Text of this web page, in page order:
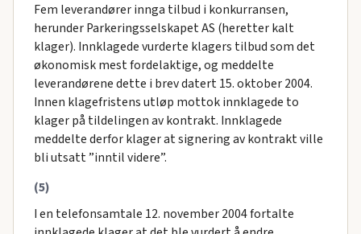
Fem leverandører innga tilbud i konkurransen,
herunder Parkeringsselskapet AS (heretter kalt
klager). Innklagede vurderte klagers tilbud som det
økonomisk mest fordelaktige, og meddelte
leverandørene dette i brev datert 15. oktober 2004.
Innen klagefristens utløp mottok innklagede to
klager på tildelingen av kontrakt. Innklagede
meddelte derfor klager at signering av kontrakt ville
bli utsatt ”inntil videre”.
(5)
I en telefonsamtale 12. november 2004 fortalte